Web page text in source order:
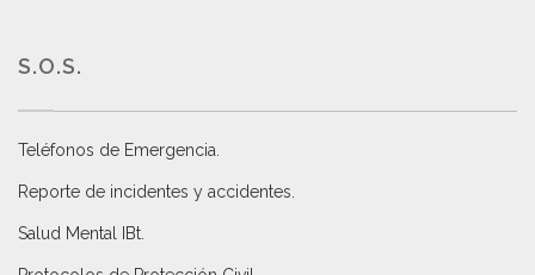
S.O.S.
Teléfonos de Emergencia.
Reporte de incidentes y accidentes
Salud Mental IBt